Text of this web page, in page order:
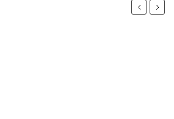
PreviousNext